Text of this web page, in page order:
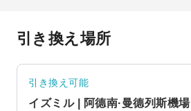
引き換え場所
引き換え可能
イズミル | 阿德南·曼德列斯機場